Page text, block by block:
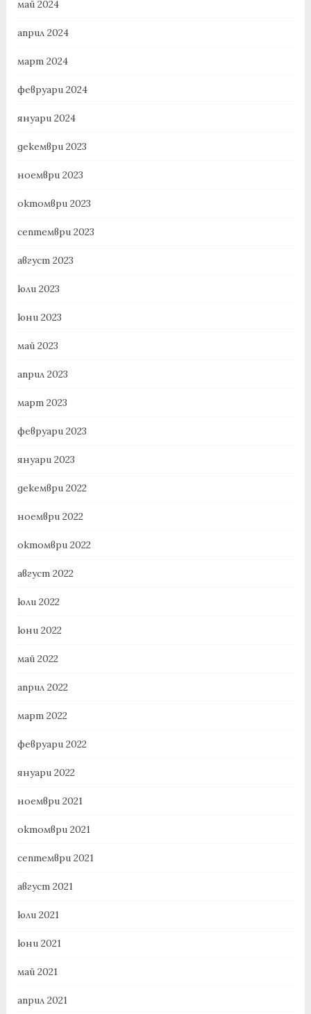
май 2024
април 2024
март 2024
февруари 2024
януари 2024
декември 2023
ноември 2023
октомври 2023
септември 2023
август 2023
юли 2023
юни 2023
май 2023
април 2023
март 2023
февруари 2023
януари 2023
декември 2022
ноември 2022
октомври 2022
август 2022
юли 2022
юни 2022
май 2022
април 2022
март 2022
февруари 2022
януари 2022
ноември 2021
октомври 2021
септември 2021
август 2021
юли 2021
юни 2021
май 2021
април 2021